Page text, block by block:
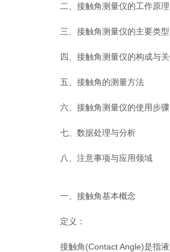
二、接触角测量仪的工作原理
三、接触角测量仪的主要类型
四、接触角测量仪的构成与关
五、接触角的测量方法
六、接触角测量仪的使用步骤
七、数据处理与分析
八、注意事项与应用领域
一、接触角基本概念
定义：
接触角(Contact Angle)是指液